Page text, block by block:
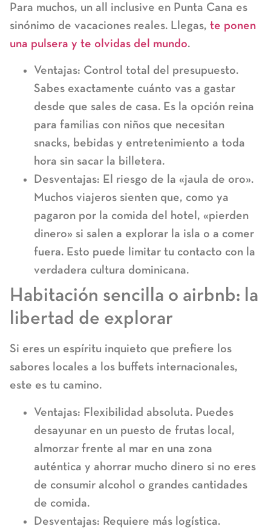
Para muchos, un all inclusive en Punta Cana es
sinónimo de vacaciones reales. Llegas, te ponen
una pulsera y te olvidas del mundo.
Ventajas: Control total del presupuesto.
Sabes exactamente cuánto vas a gastar
desde que sales de casa. Es la opción reina
para familias con niños que necesitan
snacks, bebidas y entretenimiento a toda
hora sin sacar la billetera.
Desventajas: El riesgo de la «jaula de oro».
Muchos viajeros sienten que, como ya
pagaron por la comida del hotel, «pierden
dinero» si salen a explorar la isla o a comer
fuera. Esto puede limitar tu contacto con la
verdadera cultura dominicana.
Habitación sencilla o airbnb: la
libertad de explorar
Si eres un espíritu inquieto que prefiere los
sabores locales a los buffets internacionales,
este es tu camino.
Ventajas: Flexibilidad absoluta. Puedes
desayunar en un puesto de frutas local,
almorzar frente al mar en una zona
auténtica y ahorrar mucho dinero si no eres
de consumir alcohol o grandes cantidades
de comida.
Desventajas: Requiere más logística.